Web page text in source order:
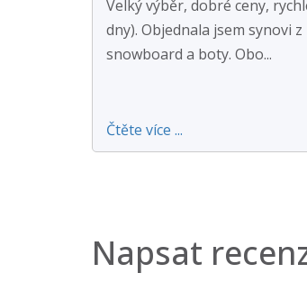
Velký výběr, dobré ceny,
dny). Objednala jsem synovi
snowboard a boty. Obo...
Čtěte více ...
Napsat